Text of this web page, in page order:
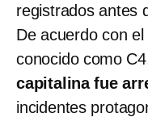
registrados antes
De acuerdo con
conocido como
capitalina fue
incidentes